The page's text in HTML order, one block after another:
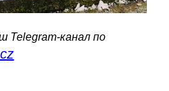
Telegram-канал по